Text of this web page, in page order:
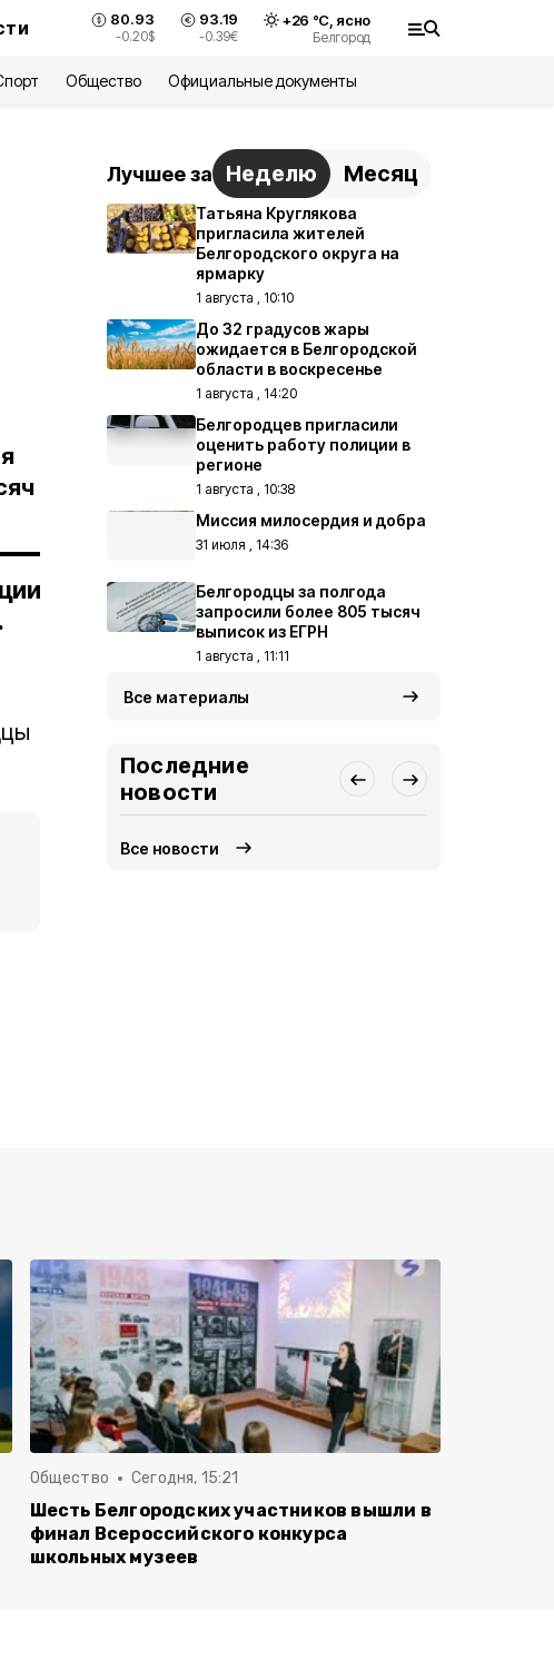
80.93
-0.20$
93.19
-0.39€
+26 °С, ясно
Белгород
Общество Официальные документы
Лучшее за Неделю Месяц
Татьяна Круглякова
пригласила жителей
Белгородского округа на
ярмарку
1 августа , 10:10
До 32 градусов жары
ожидается в Белгородской
области в воскресенье
1 августа , 14:20
Белгородцев пригласили
оценить работу полиции в
регионе
1 августа , 10:38
Миссия милосердия и добра
31 июля , 14:36
Белгородцы за полгода
запросили более 805 тысяч
выписок из ЕГРН
1 августа , 11:11
Все материалы
Последние
новости
Все новости
Общество Сегодня, 15:21
Шесть Белгородских участников вышли в
финал Всероссийского конкурса
школьных музеев